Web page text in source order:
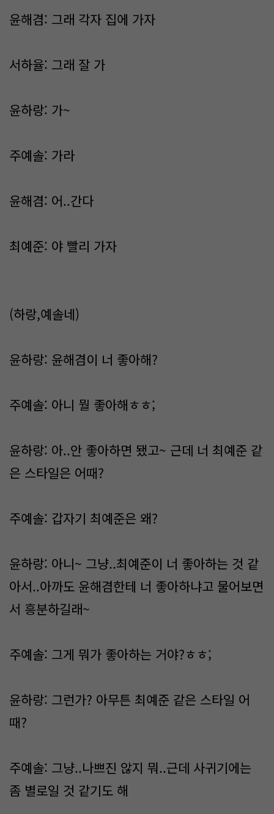
윤해겸: 그래 각자 집에 가자
서하율: 그래 잘 가
윤하랑: 가~
주예솔: 가라
윤해겸: 어..간다
최예준: 야 빨리 가자
(하랑,예솔네)
윤하랑: 윤해겸이 너 좋아해?
주예솔: 아니 뭘 좋아해ㅎㅎ;
윤하랑: 아..안 좋아하면 됐고~ 근데 너 최예준 같
은 스타일은 어때?
주예솔: 갑자기 최예준은 왜?
윤하랑: 아니~ 그냥..최예준이 너 좋아하는 것 같
아서..아까도 윤해겸한테 너 좋아하냐고 물어보면
서 흥분하길래~
주예솔: 그게 뭐가 좋아하는 거야?ㅎㅎ;
윤하랑: 그런가? 아무튼 최예준 같은 스타일 어
때?
주예솔: 그냥..나쁘진 않지 뭐..근데 사귀기에는
좀 별로일 것 같기도 해